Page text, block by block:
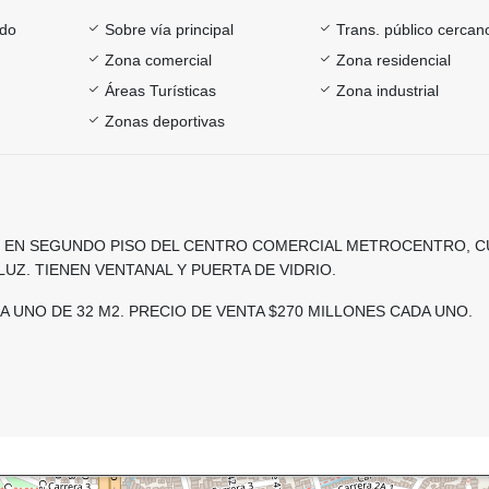
Sobre vía principal
Trans. público
Zona comercial
Zona residencial
Áreas Turísticas
Zona industrial
Zonas deportivas
SEGUNDO PISO DEL CENTRO COMERCIAL METROCENTRO,
TIENEN VENTANAL Y PUERTA DE VIDRIO.
UNO DE 32 M2. PRECIO DE VENTA $270 MILLONES CADA UNO.